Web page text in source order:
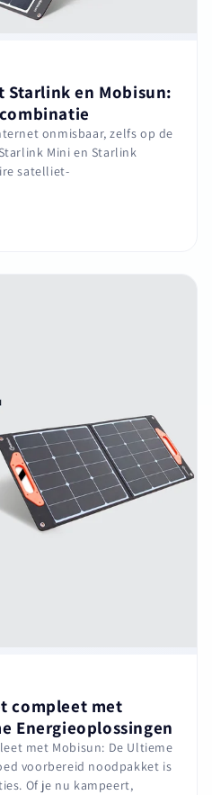
Starlink en Mobisun:
onmisbaar, zelfs op de
Mini en Starlink
satelliet-
compleet met
Energieoplossingen
met Mobisun: De Ultieme
voorbereid noodpakket is
Of je nu kampeert,